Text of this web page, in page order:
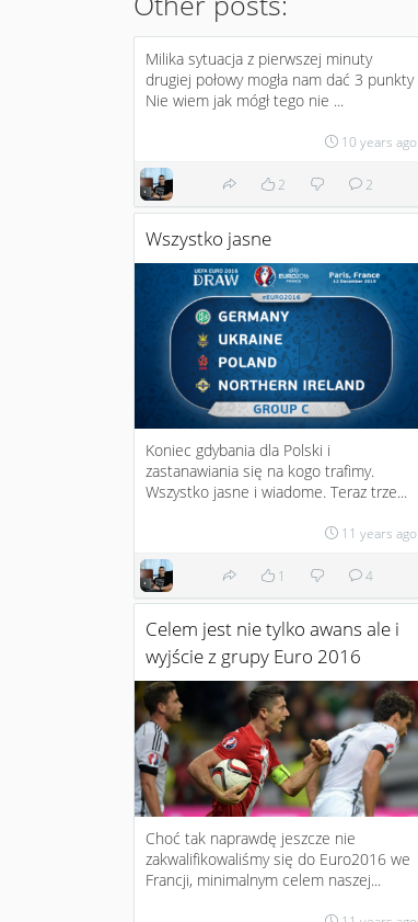
Milika sytuacja z pierwszej minuty
drugiej połowy mogła nam dać 3 punkty
Nie wiem jak mógł tego nie ...
10 years ago
2 2
Wszystko jasne
Koniec gdybania dla Polski i
zastanawiania się na kogo trafimy.
Wszystko jasne i wiadome. Teraz trze...
11 years ago
1 4
Celem jest nie tylko awans ale i
wyjście z grupy Euro 2016
Choć tak naprawdę jeszcze nie
zakwalifikowaliśmy się do Euro2016 we
Francji, minimalnym celem naszej...